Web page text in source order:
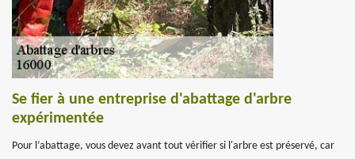
Se fier à une entreprise d'abattage d'arbre
expérimentée
Pour l’abattage, vous devez avant tout vérifier si l'arbre est préservé, car